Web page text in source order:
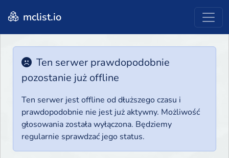
mclist.io
Ten serwer prawdopodobnie
pozostanie już offline
Ten serwer jest offline od dłuższego czasu i
prawdopodobnie nie jest już aktywny. Możliwość
głosowania została wyłączona. Będziemy
regularnie sprawdzać jego status.